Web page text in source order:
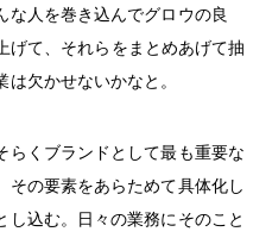
な人を巻き込んでグロウの良
て、それらをまとめあげて抽
欠かせないかなと。
らくブランドとして最も重要な
の要素をあらためて具体化し
込む。日々の業務にそのこと